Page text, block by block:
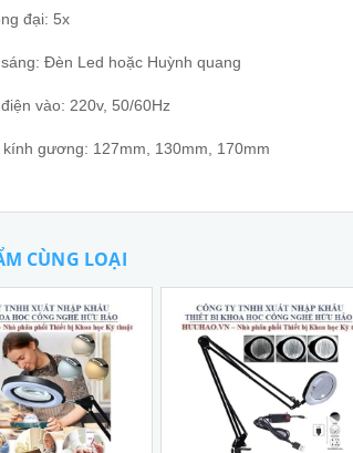
đại: 5x
Đèn Led hoặc Huỳnh quang
vào: 220v, 50/60Hz
gương: 127mm, 130mm, 170mm
CÙNG LOẠI